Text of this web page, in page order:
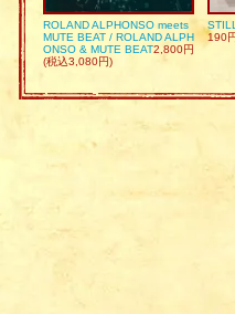
ROLAND ALPHONSO meets
MUTE BEAT / ROLAND ALPH
ONSO & MUTE BEAT2,800円
(税込3,080円)
190